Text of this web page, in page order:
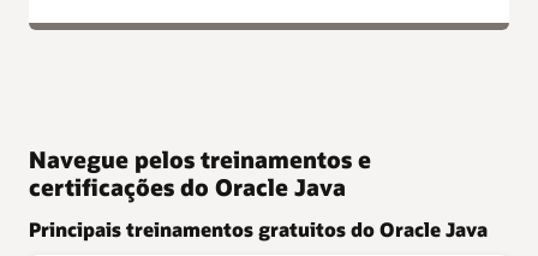
Navegue pelos treinamentos e
certificações do Oracle Java
Principais treinamentos gratuitos do Oracle Java